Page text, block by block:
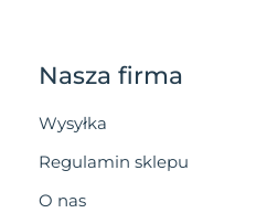
Nasza firma
Wysyłka
Regulamin sklepu
O nas